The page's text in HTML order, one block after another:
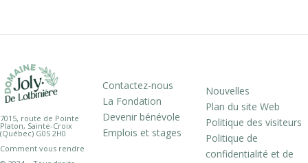
7015, route de Pointe
Platon, Sainte-Croix
(Québec) G0S 2H0
Comment vous rendre
Contactez-nous
La Fondation
Devenir bénévole
Emplois et stages
Nouvelles
Plan du site Web
Politique des visiteurs
Politique de
confidentialité et de